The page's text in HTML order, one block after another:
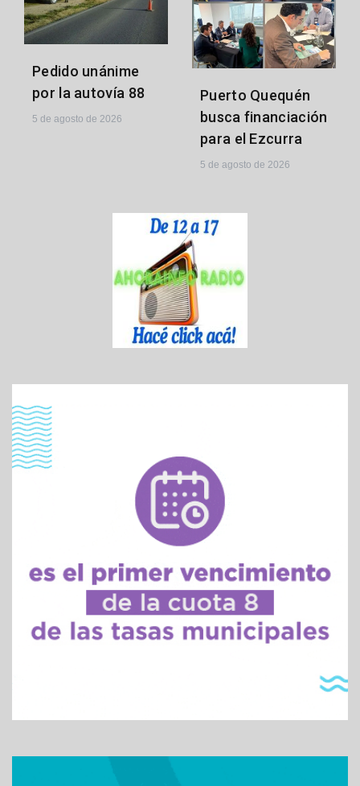
Pedido unánime
por la autovía 88
5 de agosto de 2026
Puerto Quequén
busca financiación
para el Ezcurra
5 de agosto de 2026